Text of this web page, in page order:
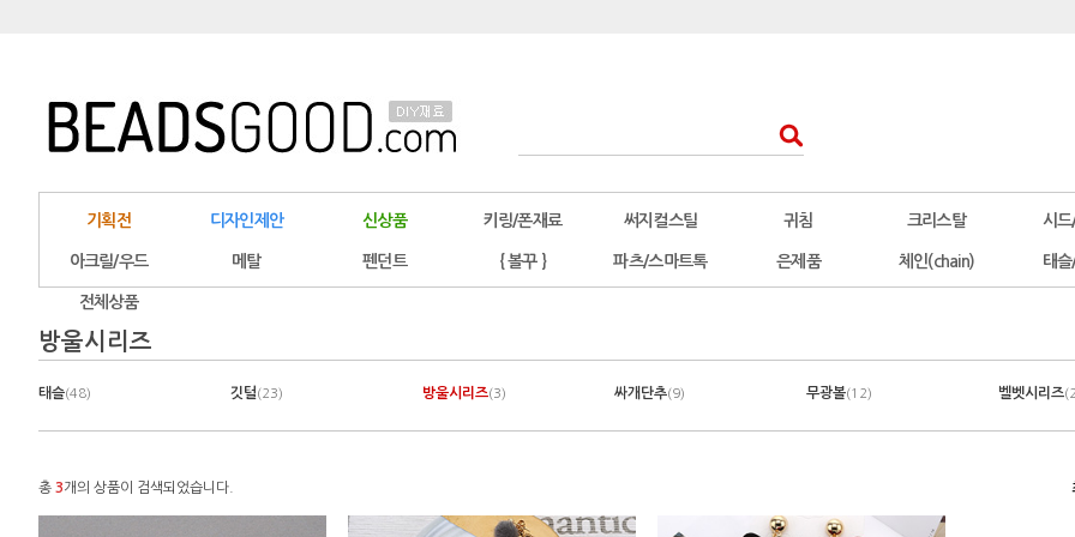
기획전 디자인제안 신상품 키링/폰재료 써지컬스틸 귀침 크리스탈 시
아크릴/우드 메탈 펜던트 { 볼꾸 } 파츠/스마트톡 은제품 체인(chain) 태
전체상품
방울시리즈
태슬(48) 깃털(23) 방울시리즈(3) 싸개단추(9) 무광볼(12) 벨벳시리즈
총 3개의 상품이 검색되었습니다.